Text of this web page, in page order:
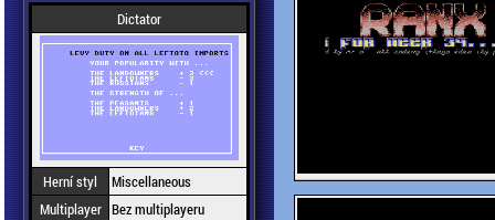
Dictator
Herní styl
Miscellaneous
Multiplayer Bez multiplayeru